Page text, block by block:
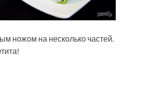
ножом на несколько частей.